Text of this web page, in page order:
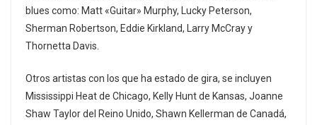
blues como: Matt «Guitar» Murphy, Lucky Peterson,
Sherman Robertson, Eddie Kirkland, Larry McCray y
Thornetta Davis.
Otros artistas con los que ha estado de gira, se incluyen
Mississippi Heat de Chicago, Kelly Hunt de Kansas, Joanne
Shaw Taylor del Reino Unido, Shawn Kellerman de Canadá,